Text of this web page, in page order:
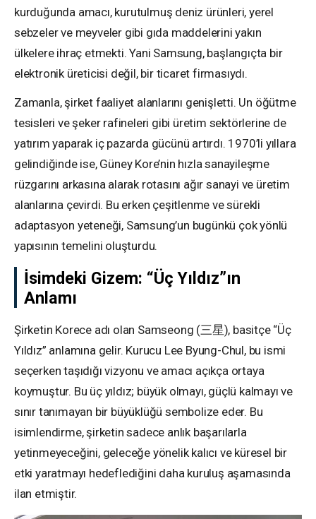
kurduğunda amacı, kurutulmuş deniz ürünleri, yerel
sebzeler ve meyveler gibi gıda maddelerini yakın
ülkelere ihraç etmekti. Yani Samsung, başlangıçta bir
elektronik üreticisi değil, bir ticaret firmasıydı.
Zamanla, şirket faaliyet alanlarını genişletti. Un öğütme
tesisleri ve şeker rafineleri gibi üretim sektörlerine de
yatırım yaparak iç pazarda gücünü artırdı. 1970’li yıllara
gelindiğinde ise, Güney Kore’nin hızla sanayileşme
rüzgarını arkasına alarak rotasını ağır sanayi ve üretim
alanlarına çevirdi. Bu erken çeşitlenme ve sürekli
adaptasyon yeteneği, Samsung’un bugünkü çok yönlü
yapısının temelini oluşturdu.
İsimdeki Gizem: “Üç Yıldız”ın
Anlamı
Şirketin Korece adı olan Samseong (三星), basitçe “Üç
Yıldız” anlamına gelir. Kurucu Lee Byung-Chul, bu ismi
seçerken taşıdığı vizyonu ve amacı açıkça ortaya
koymuştur. Bu üç yıldız; büyük olmayı, güçlü kalmayı ve
sınır tanımayan bir büyüklüğü sembolize eder. Bu
isimlendirme, şirketin sadece anlık başarılarla
yetinmeyeceğini, geleceğe yönelik kalıcı ve küresel bir
etki yaratmayı hedeflediğini daha kuruluş aşamasında
ilan etmiştir.